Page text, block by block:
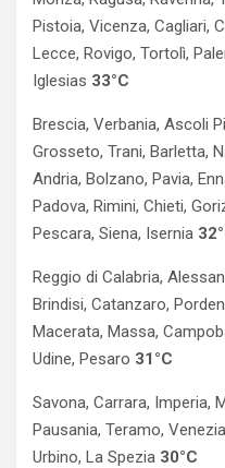
Pistoia, Vicenza, Cagliari,
Lecce, Rovigo, Tortolì,
Iglesias 33°C
Brescia, Verbania, Ascoli
Grosseto, Trani, Barletta,
Andria, Bolzano, Pavia,
Padova, Rimini, Chieti,
Pescara, Siena, Isernia
Reggio di Calabria,
Brindisi, Catanzaro,
Macerata, Massa,
Udine, Pesaro 31°C
Savona, Carrara, Imperia,
Pausania, Teramo,
Urbino, La Spezia 30°C